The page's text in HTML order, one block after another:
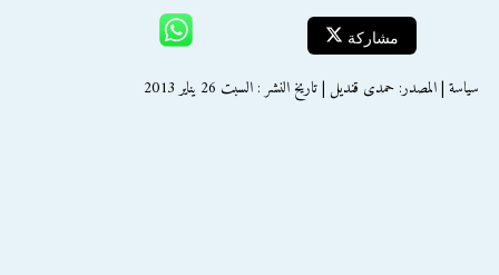
مشاركة
سياسة | المصدر: حمدى قنديل | تاريخ النشر : السبت 26 يناير 2013